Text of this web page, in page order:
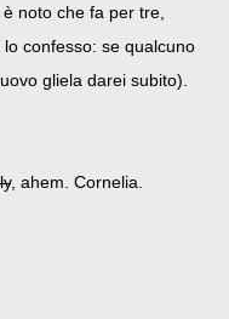
noto che fa per tre,
confesso: se qualcuno
gliela darei subito).
, ahem. Cornelia.